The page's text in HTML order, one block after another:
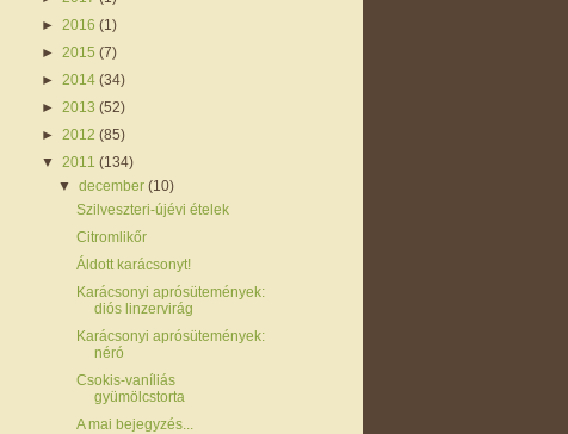
► 2016 (1)
► 2015 (7)
► 2014 (34)
► 2013 (52)
► 2012 (85)
▼ 2011 (134)
▼december(10)
Szilveszteri-újévi ételek
Citromlikőr
Áldott karácsonyt!
Karácsonyi aprósütemények:
diós linzervirág
Karácsonyi aprósütemények:
néró
Csokis-vaníliás
gyümölcstorta
A mai bejegyzés...